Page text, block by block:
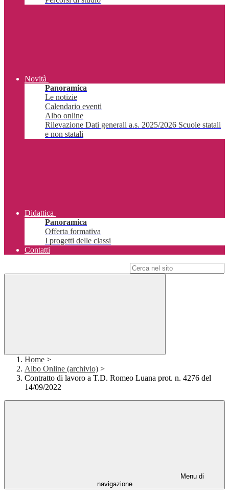
Novità
Panoramica
Le notizie
Calendario eventi
Albo online
Rilevazione Dati generali a.s. 2025/2026 Scuole statali
e non statali
Didattica
Panoramica
Offerta formativa
I progetti delle classi
Contatti
Home >
Albo Online (archivio) >
Contratto di lavoro a T.D. Romeo Luana prot. n. 4276 del
14/09/2022
Menu di
navigazione